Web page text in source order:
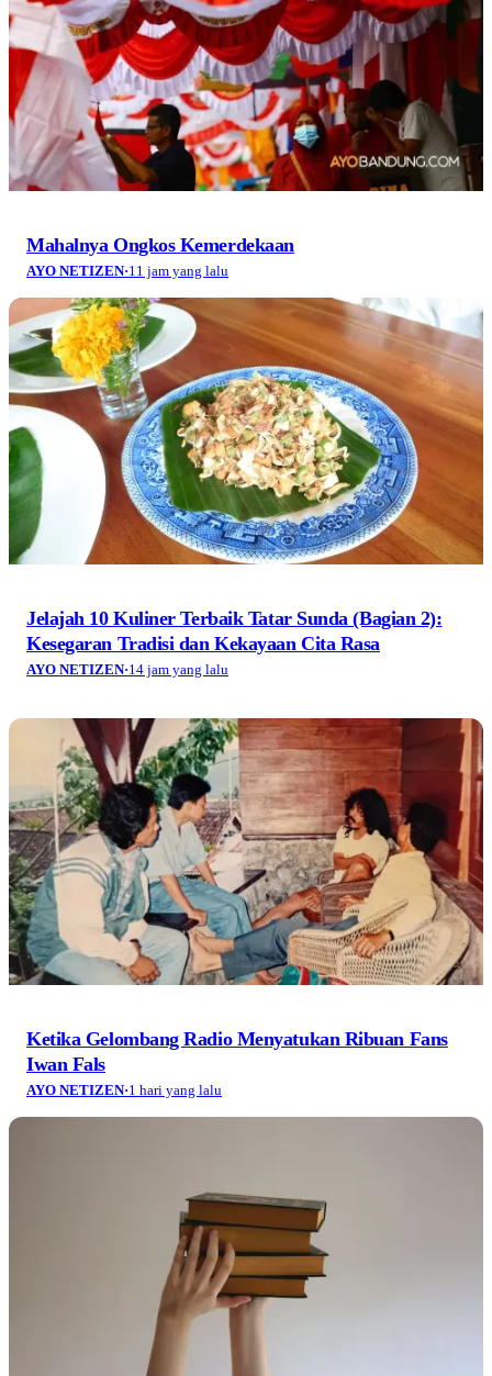
Mahalnya Ongkos Kemerdekaan
AYO NETIZEN·11 jam yang lalu
Jelajah 10 Kuliner Terbaik Tatar Sunda (Bagian 2):
Kesegaran Tradisi dan Kekayaan Cita Rasa
AYO NETIZEN ·14 jam yang lalu
Ketika Gelombang Radio Menyatukan Ribuan Fans
Iwan Fals
AYO NETIZEN·1 hari yang lalu
Kemerdekaan bagi Sastra
1 hari yang lalu